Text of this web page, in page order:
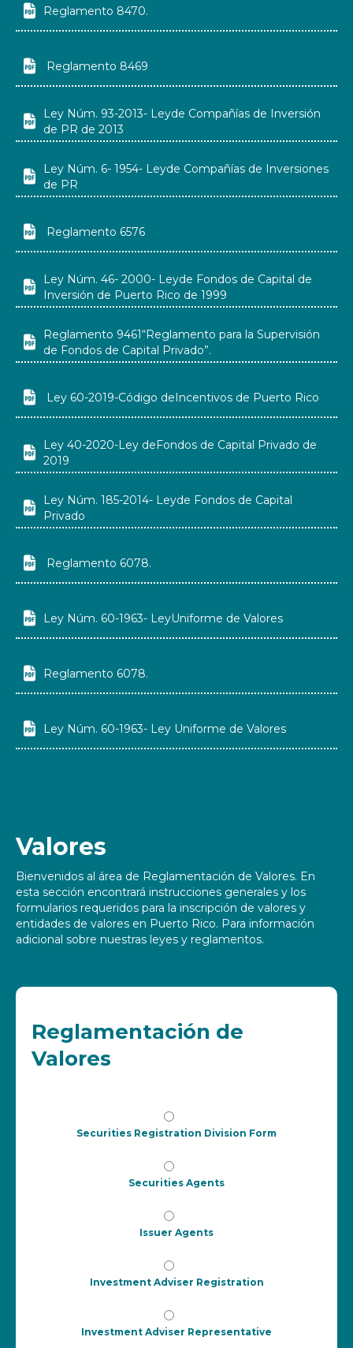
 Reglamento 8470.
 Reglamento 8469

Ley Núm. 93-2013- Leyde Compañías de Inversión
de PR de 2013

Ley Núm. 6- 1954- Leyde Compañías de Inversiones
de PR
 Reglamento 6576

Ley Núm. 46- 2000- Leyde Fondos de Capital de
Inversión de Puerto Rico de 1999

Reglamento 9461“Reglamento para la Supervisión
de Fondos de Capital Privado”.
 Ley 60-2019-Código deIncentivos de Puerto Rico

Ley 40-2020-Ley deFondos de Capital Privado de
2019

Ley Núm. 185-2014- Leyde Fondos de Capital
Privado
 Reglamento 6078.
 Ley Núm. 60-1963- LeyUniforme de Valores
 Reglamento 6078.
 Ley Núm. 60-1963- Ley Uniforme de Valores
Valores
Bienvenidos al área de Reglamentación de Valores. En
esta sección encontrará instrucciones generales y los
formularios requeridos para la inscripción de valores y
entidades de valores en Puerto Rico. Para información
adicional sobre nuestras leyes y reglamentos.
Reglamentación de
Valores
Securities Registration Division Form
Securities Agents
Issuer Agents
Investment Adviser Registration
Investment Adviser Representative